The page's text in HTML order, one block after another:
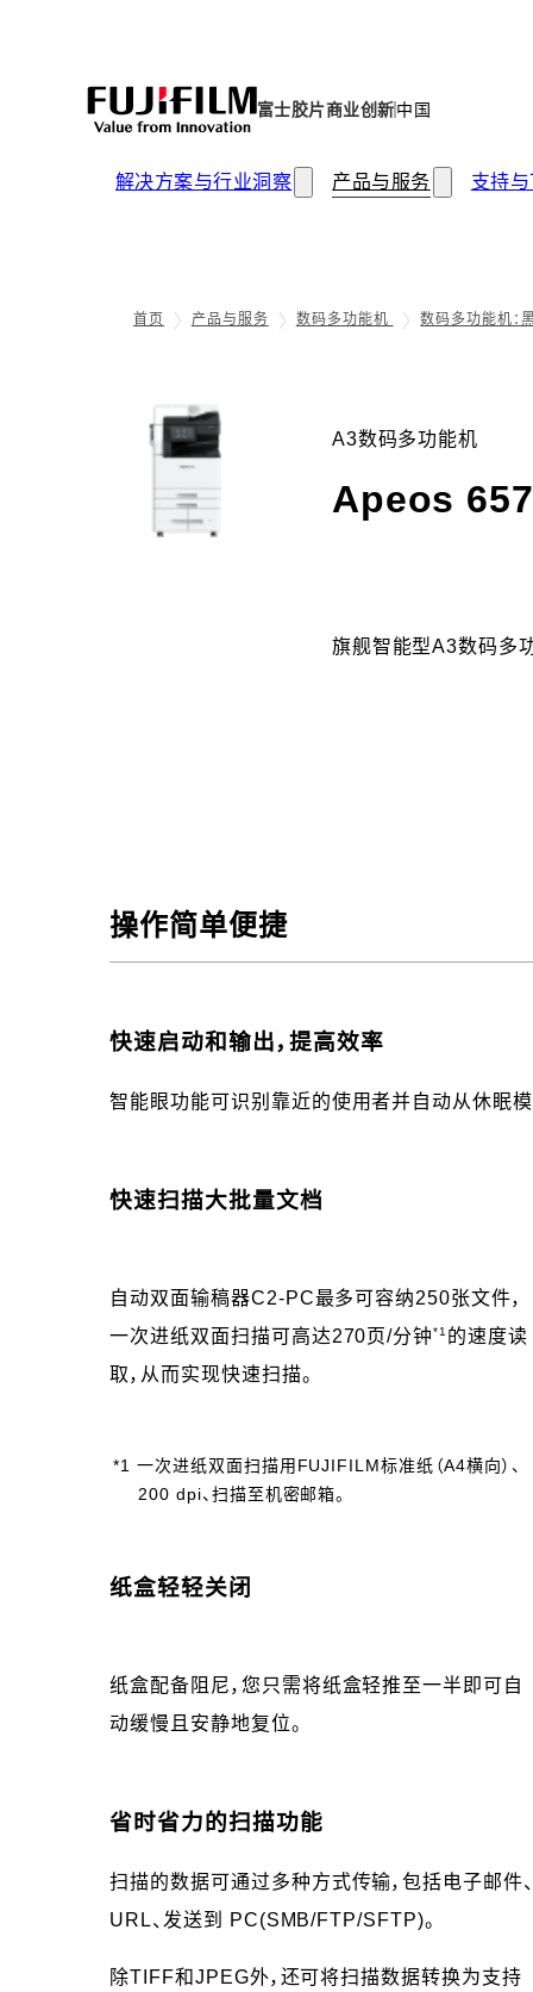
富士胶片商业创新中国
解决方案与行业洞察 产品与服务 支持
首页 产品与服务 数码多功能机 数码多功能机：
A3数码多功能机
Apeos
旗舰智能型A3数码多
操作简单便捷
快速启动和输出，提高效率
智能眼功能可识别靠近的使用者并自动从休眠模
快速扫描大批量文档
自动双面输稿器C2-PC最多可容纳250张文件，
一次进纸双面扫描可高达270页/分钟*1 的速度读
取，从而实现快速扫描。
*1 一次进纸双面扫描用FUJIFILM标准纸（A4横向）、
200 dpi、扫描至机密邮箱。
纸盒轻轻关闭
纸盒配备阻尼，您只需将纸盒轻推至一半即可自
动缓慢且安静地复位。
省时省力的扫描功能
扫描的数据可通过多种方式传输，包括电子邮件
URL、发送到 PC(SMB/FTP/SFTP)。
除TIFF和JPEG外，还可将扫描数据转换为支持